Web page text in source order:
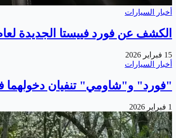
أخبار السيارات
الكشف عن فورد فييستا الجديدة لعام
15 فبراير 2026
أخبار السيارات
"فورد" و"شاومي" تنفيان دخولهما
1 فبراير 2026